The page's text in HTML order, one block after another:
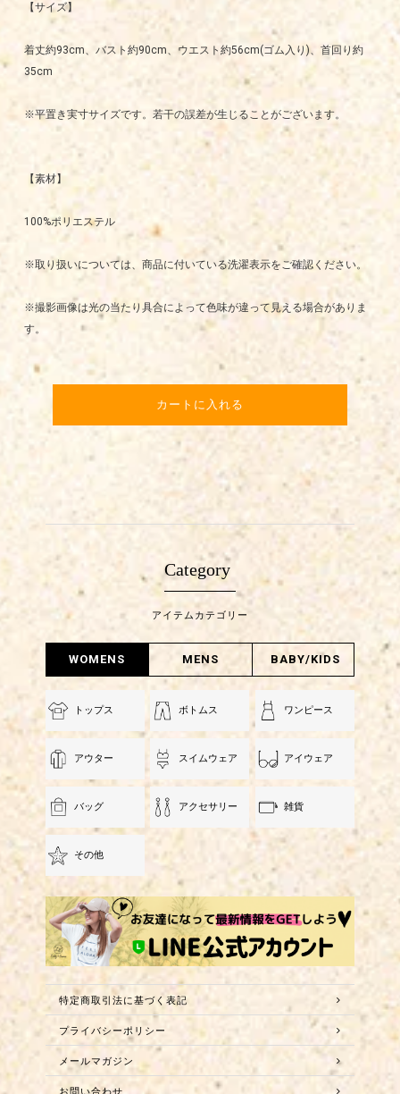
【サイズ】
着丈約93cm、バスト約90cm、ウエスト約56cm(ゴム入り)、首回り約
35cm
※平置き実寸サイズです。若干の誤差が生じることがございます。
【素材】
100%ポリエステル
※取り扱いについては、商品に付いている洗濯表示をご確認ください。
※撮影画像は光の当たり具合によって色味が違って見える場合がありま
す。
カートに入れる
Category
アイテムカテゴリー
WOMENS MENS BABY/KIDS
トップス ボトムス ワンピース
アウター スイムウェア アイウェア
バッグ アクセサリー 雑貨
その他
特定商取引法に基づく表記
プライバシーポリシー
メールマガジン
お問い合わせ